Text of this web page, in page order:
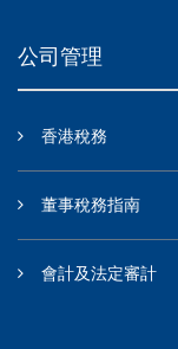
公司管理
香港稅務
董事稅務指南
會計及法定審計